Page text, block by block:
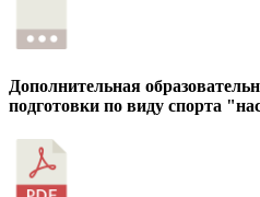
Дополнительная
подготовки по виду спорта